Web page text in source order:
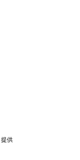
提供